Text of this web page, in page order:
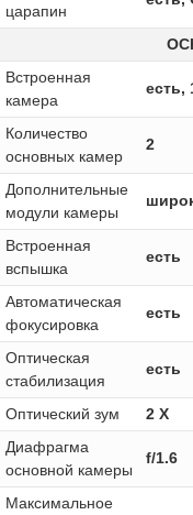
царапин
Встроенная
камера
есть,
Количество
основных камер
2
Дополнительные
модули камеры
Встроенная
вспышка
есть
Автоматическая
фокусировка
есть
Оптическая
стабилизация
есть
Оптический зум
2 Х
Диафрагма
основной камеры
f/1.6
Максимальное